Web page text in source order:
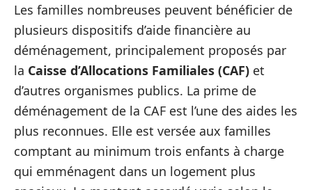
Les familles nombreuses peuvent bénéficier de
plusieurs dispositifs d’aide financière au
déménagement, principalement proposés par
la Caisse d’Allocations Familiales (CAF) et
d’autres organismes publics. La prime de
déménagement de la CAF est l’une des aides les
plus reconnues. Elle est versée aux familles
comptant au minimum trois enfants à charge
qui emménagent dans un logement plus